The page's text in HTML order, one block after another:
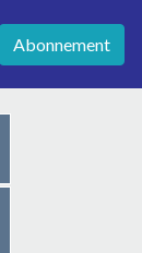
Abonnement